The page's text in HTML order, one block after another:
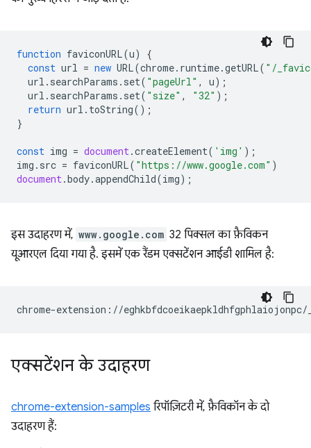
function faviconURL(u)
{
const url = new URL(chrome. runtime.getURL( "/
url . searchParams . set( "pageUrl" , u);
url . searchParams . set( "size" , "32" );
return url . toString();
}
const img = document.createElement( 'img' );
img . src = faviconURL( "https://www.google.com" )
document.body.appendChild(img);
इस उदाहरण में, www.google.com 32 पिक्सल का फ़ैविकन
यूआरएल दिया गया है. इसमें एक रैंडम एक्सटेंशन आईडी शामिल है:
एक्सटेंशन के उदाहरण
chrome-extension-samples रिपॉज़िटरी में, फ़ैविकॉन के दो
उदाहरण हैं: